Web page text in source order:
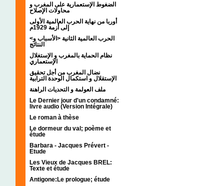
الضغوط الإستعمارية على المغرب و
محاولات الإصلاح
أوربا من نهاية الحرب العالمية الأولى
إلى أزمة 1929م
<الحرب العالمية الثانية <الأسباب و
النتائج
نظام الحماية بالمغرب و الإستغلال
الإستعماري
نضال المغرب من أجل تحقيق
الإستقلال و استكمال الوحدة الترابية
ملف العولمة و التحديات الراهنة
Le Dernier jour d'un condamné:
livre audio (Version Intégrale)
Le roman à thèse
Le dormeur du val; poème et
étude
Barbara - Jacques Prévert -
Etude
Les Vieux de Jacques BREL:
Texte et étude
Antigone:Le prologue; étude